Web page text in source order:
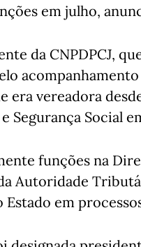
em julho,
da CNPDPCJ,
era vereadora
Segurança Social
funções na
Autoridade
Estado em